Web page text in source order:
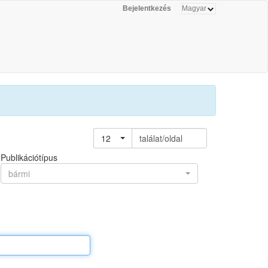
Bejelentkezés
12
találat/oldal
Publikációtípus
bármi